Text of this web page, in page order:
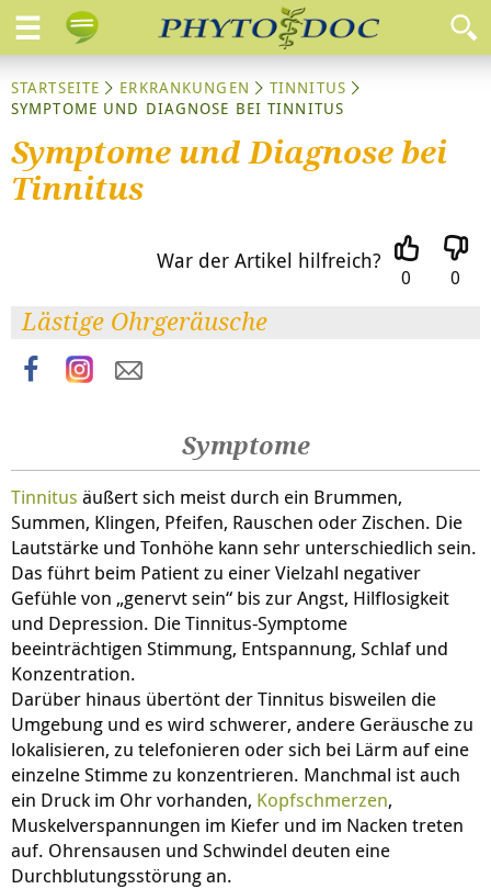
STARTSEITE ERKRANKUNGEN
TINNITUS
SYMPTOME UND DIAGNOSE BEI TINNITUS
Symptome und Diagnose bei
Tinnitus
War der Artikel hilfreich?
0 0
Lästige Ohrgeräusche
Symptome
Tinnitus äußert sich meist durch ein Brummen,
Summen, Klingen, Pfeifen, Rauschen oder Zischen. Die
Lautstärke und Tonhöhe kann sehr unterschiedlich sein.
Das führt beim Patient zu einer Vielzahl negativer
Gefühle von „genervt sein“ bis zur Angst, Hilflosigkeit
und Depression. Die Tinnitus-Symptome
beeinträchtigen Stimmung, Entspannung, Schlaf und
Konzentration.
Darüber hinaus übertönt der Tinnitus bisweilen die
Umgebung und es wird schwerer, andere Geräusche zu
lokalisieren, zu telefonieren oder sich bei Lärm auf eine
einzelne Stimme zu konzentrieren. Manchmal ist auch
ein Druck im Ohr vorhanden, Kopfschmerzen,
Muskelverspannungen im Kiefer und im Nacken treten
auf. Ohrensausen und Schwindel deuten eine
Durchblutungsstörung an.